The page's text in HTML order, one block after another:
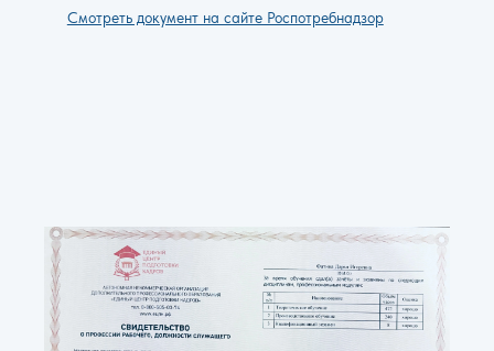
Смотреть документ на сайте Роспотребнадзор